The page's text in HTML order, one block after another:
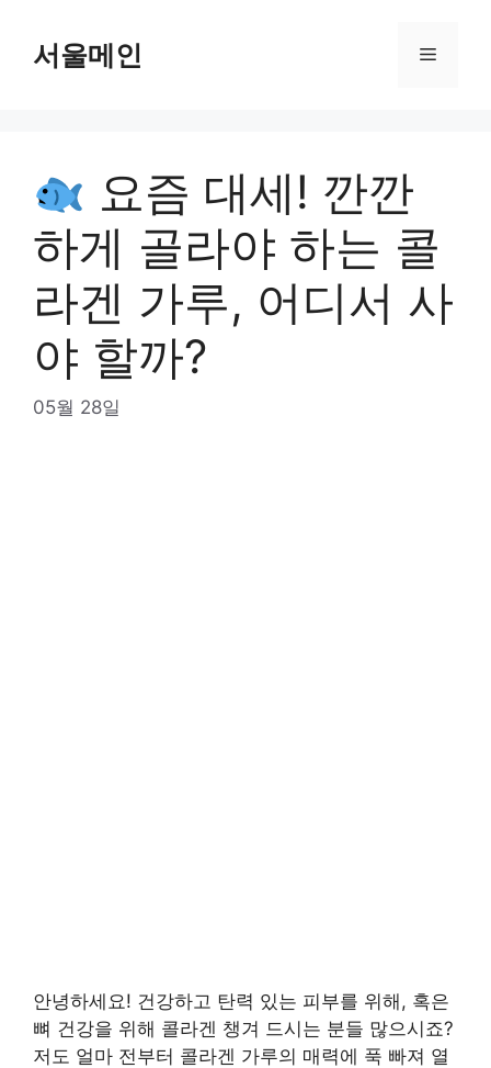
content서울메인 Menu
요즘 대세! 깐깐
하게 골라야 하는 콜
라겐 가루, 어디서 사
야 할까?
05월 28일
안녕하세요! 건강하고 탄력 있는 피부를 위해, 혹은
뼈 건강을 위해 콜라겐 챙겨 드시는 분들 많으시죠?
저도 얼마 전부터 콜라겐 가루의 매력에 푹 빠져 열